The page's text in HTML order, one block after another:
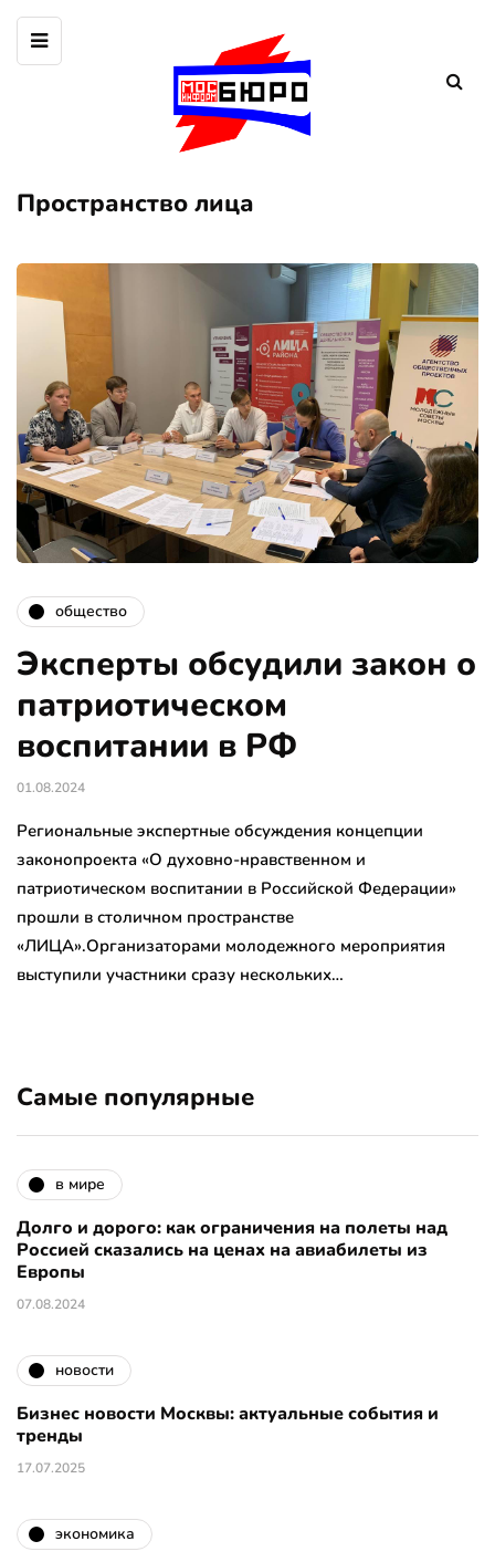
Пространство лица
общество
Эксперты обсудили закон о
патриотическом
воспитании в РФ
01.08.2024
Региональные экспертные обсуждения концепции
законопроекта «О духовно-нравственном и
патриотическом воспитании в Российской Федерации»
прошли в столичном пространстве
«ЛИЦА».Организаторами молодежного мероприятия
выступили участники сразу нескольких…
Самые популярные
в мире
Долго и дорого: как ограничения на полеты над
Россией сказались на ценах на авиабилеты из
Европы
07.08.2024
новости
Бизнес новости Москвы: актуальные события и
тренды
17.07.2025
экономика